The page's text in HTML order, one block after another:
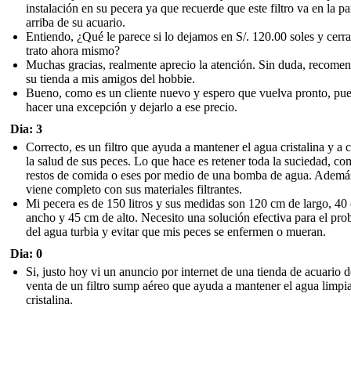
instalación en su pecera ya que recuerde que este filtro va en la
arriba de su acuario.
Entiendo, ¿Qué le parece si lo dejamos en S/. 120.00 soles y
trato ahora mismo?
Muchas gracias, realmente aprecio la atención. Sin duda,
su tienda a mis amigos del hobbie.
Bueno, como es un cliente nuevo y espero que vuelva pronto,
hacer una excepción y dejarlo a ese precio.
Dia: 3
Correcto, es un filtro que ayuda a mantener el agua cristalina y a
la salud de sus peces. Lo que hace es retener toda la suciedad,
restos de comida o eses por medio de una bomba de agua.
viene completo con sus materiales filtrantes.
Mi pecera es de 150 litros y sus medidas son 120 cm de largo, 40
ancho y 45 cm de alto. Necesito una solución efectiva para el
del agua turbia y evitar que mis peces se enfermen o mueran.
Dia: 0
Si, justo hoy vi un anuncio por internet de una tienda de acuario
venta de un filtro sump aéreo que ayuda a mantener el agua
cristalina.